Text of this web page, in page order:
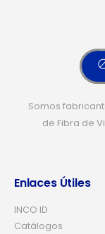
Somos
de Fibra de
Enlaces Útiles
INCO ID
Catálogos